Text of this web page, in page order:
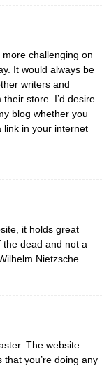
challenging on
It would always be
writers and
store. I’d desire
blog whether you
link in your internet
it holds great
the dead and not a
Nietzsche.
The website
you’re doing any